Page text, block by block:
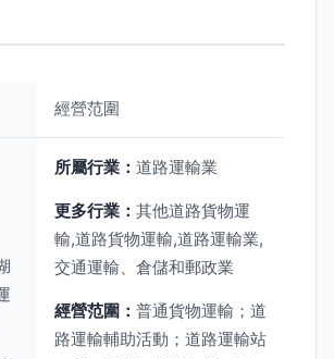
經營范圍
所屬行業： 道路運輸業
更多行業： 其他道路貨物運
輸,道路貨物運輸,道路運輸業,
交通運輸、倉儲和郵政業
經營范圍： 普通貨物運輸；道
路運輸輔助活動；道路運輸站